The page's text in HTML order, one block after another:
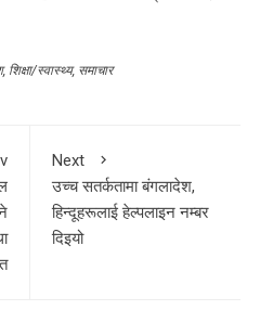
, शिक्षा/स्वास्थ्य, समाचार
Next
उच्च सतर्कतामा बंगलादेश,
हिन्दूहरूलाई हेल्पलाइन नम्बर
दिइयो